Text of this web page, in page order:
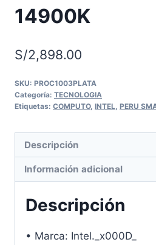
14900K
S/2,898.00
SKU: PROC1003PLATA
Categoría: TECNOLOGIA
Etiquetas: COMPUTO, INTEL PERU
Descripción
Información adicional
Descripción
• Marca: Intel._x000D_